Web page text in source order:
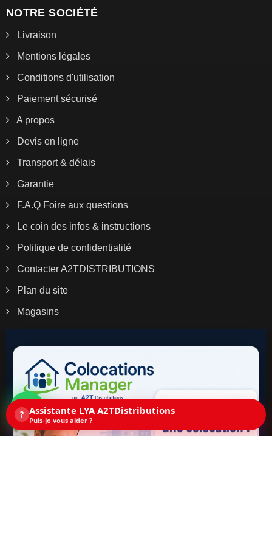
? Assistante LYA A2TDistributions
Puis-je vous aider ?
NOTRE SOCIÉTÉ
Livraison
Mentions légales
Conditions d'utilisation
Paiement sécurisé
A propos
Devis en ligne
Transport & délais
Garantie
F.A.Q Foire aux questions
Le coin des infos & instructions
Politique de confidentialité
Contacter A2TDISTRIBUTIONS
Plan du site
Magasins